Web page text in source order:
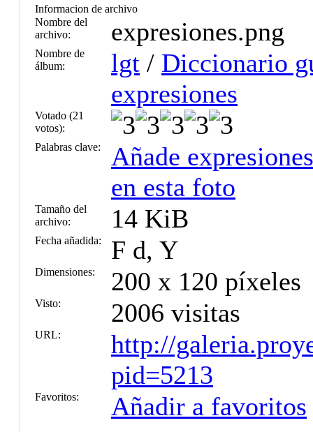
Informacion de archivo
Nombre del
archivo:
expresiones.png
Nombre de
álbum:
lgt / Diccionario
expresiones
Votado (21
votos):
Palabras clave:
Añade
en esta foto
Tamaño del
archivo:
14 KiB
Fecha añadida: F d, Y
Dimensiones: 200 x 120 píxeles
Visto: 2006 visitas
URL:
http://
pid=5213
Favoritos: Añadir a favoritos